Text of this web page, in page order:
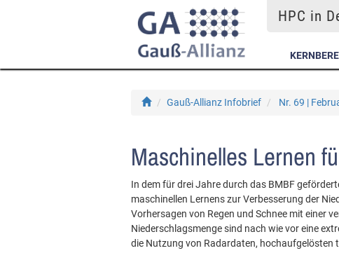
HPC in
Gauß-Allianz Infobrief Nr. 69 |
Maschinelles Lernen
In dem für drei Jahre durch das BMBF
maschinellen Lernens zur Verbesserung der
Vorhersagen von Regen und Schnee mit einer
Niederschlagsmenge sind nach wie vor eine
die Nutzung von Radardaten, hochaufgelösten